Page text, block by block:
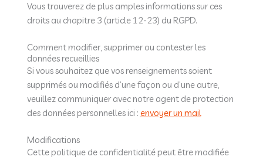
Vous trouverez de plus amples informations sur ces
droits au chapitre 3 (article 12-23) du RGPD.
Comment modifier, supprimer ou contester les
données recueillies
Si vous souhaitez que vos renseignements soient
supprimés ou modifiés d’une façon ou d’une autre,
veuillez communiquer avec notre agent de protection
des données personnelles ici : envoyer un mail
Modifications
Cette politique de confidentialité peut être modifiée